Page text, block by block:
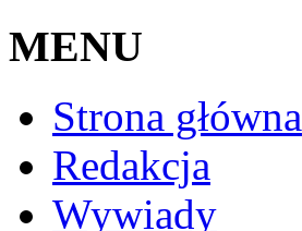
MENU
Strona główna
Redakcja
Wywiady